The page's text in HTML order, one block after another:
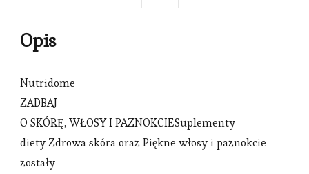
Opis
Nutridome
ZADBAJ
O SKÓRĘ, WŁOSY I PAZNOKCIESuplementy
diety Zdrowa skóra oraz Piękne włosy i paznokcie
zostały